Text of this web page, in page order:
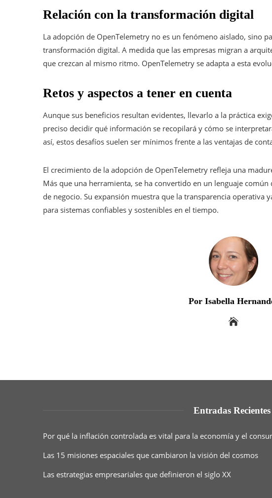
Relación con la transformación digital
La adopción de OpenTelemetry no es un fenómeno aislado, sino
transformación digital. A medida que las empresas migran a
que crezcan al mismo ritmo. OpenTelemetry se adapta a esta
Retos y aspectos a tener en cuenta
Aunque sus beneficios resultan evidentes, llevarlo a la práctica
preciso decidir qué información se recopilará y cómo se
así, estos desafíos suelen ser mínimos frente a las ventajas de
El crecimiento de la adopción de OpenTelemetry refleja una
Más que una herramienta, se ha convertido en un lenguaje
de negocio. Su expansión muestra que la transparencia operativa
para sistemas confiables y sostenibles en el tiempo.
Por Isabella
Entradas Recientes
Por qué la inflación controlada es vital para la economía y el
Las 15 misiones espaciales que cambiaron la visión del cosmos
Las estrategias empresariales que definieron el siglo XX